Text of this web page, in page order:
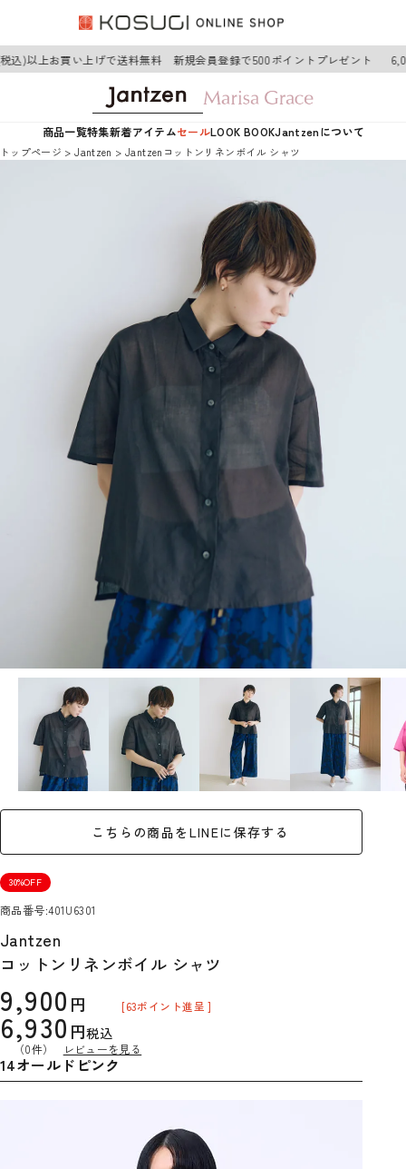
)以上お買い上げで送料無料 新規会員登録で500ポイントプレゼント
商品一覧特集新着アイテムセールLOOK BOOKJantzenについて
トップページ Jantzen Jantzenコットンリネンボイル シャツ
こちらの商品をLINEに保存する
30%OFF
商品番号 401U6301
Jantzen
コットンリネンボイル シャツ
9,900
6,930 税込
[63ポイント進呈 ]
（0件） レビューを見る
14オールドピンク